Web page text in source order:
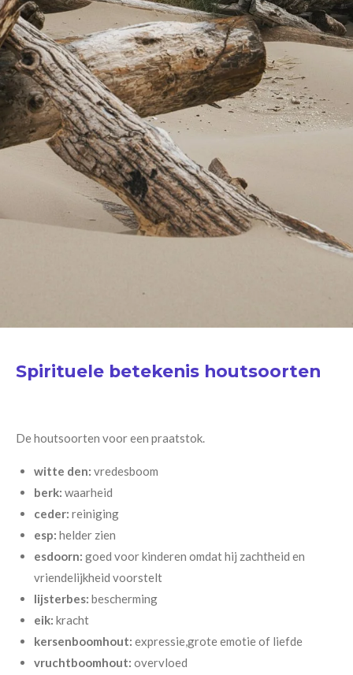
Spirituele betekenis houtsoorten
De houtsoorten voor een praatstok.
witte den: vredesboom
berk: waarheid
ceder: reiniging
esp: helder zien
esdoorn: goed voor kinderen omdat hij zachtheid en
vriendelijkheid voorstelt
lijsterbes: bescherming
eik: kracht
kersenboomhout: expressie,grote emotie of liefde
vruchtboomhout: overvloed